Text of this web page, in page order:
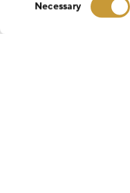
Necessary